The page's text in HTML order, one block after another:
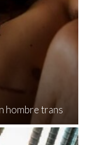
hombre trans